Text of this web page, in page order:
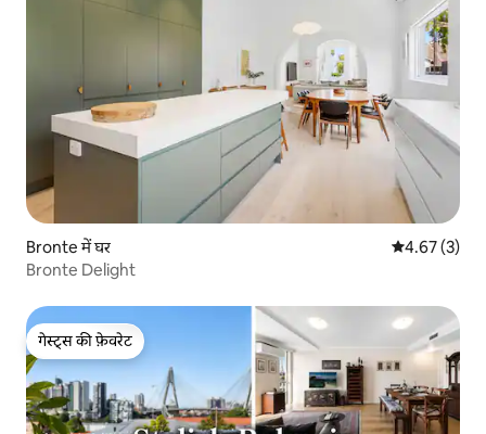
Bronte में घर औसत रेटिंग 5 में
4.67 (3)
Bronte Delight
गेस्ट्स की फ़ेवरेट
गेस्ट्स की फ़ेवरेट